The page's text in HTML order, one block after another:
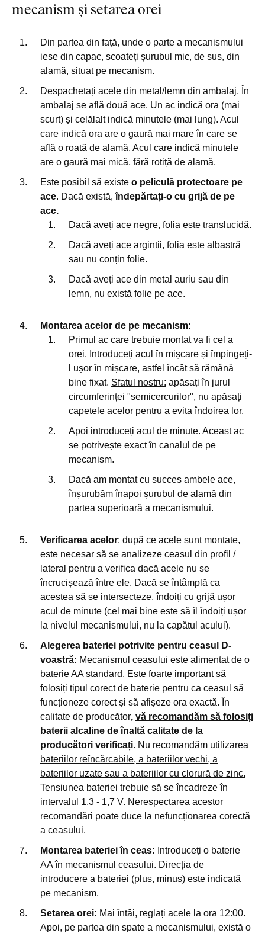
mecanism și setarea orei
Din partea din față, unde o parte a mecanismului
iese din capac, scoateți șurubul mic, de sus, din
alamă, situat pe mecanism.
Despachetați acele din metal/lemn din ambalaj. În
ambalaj se află două ace. Un ac indică ora (mai
scurt) și celălalt indică minutele (mai lung). Acul
care indică ora are o gaură mai mare în care se
află o roată de alamă. Acul care indică minutele
are o gaură mai mică, fără rotiță de alamă.
Este posibil să existe o peliculă protectoare pe
ace. Dacă există,îndepărtați-o cu grijă de pe
ace.
Dacă aveți ace negre, folia este translucidă.
Dacă aveți ace argintii, folia este albastră
sau nu conțin folie.
Dacă aveți ace din metal auriu sau din
lemn, nu există folie pe ace.
Montarea acelor de pe mecanism:
Primul ac care trebuie montat va fi cel a
orei. Introduceți acul în mișcare și împingeți-
l ușor în mișcare, astfel încât să rămână
bine fixat. Sfatul nostru: apăsați în jurul
circumferinței "semicercurilor", nu apăsați
capetele acelor pentru a evita îndoirea lor.
Apoi introduceți acul de minute. Aceast ac
se potrivește exact în canalul de pe
mecanism.
Dacă am montat cu succes ambele ace,
înșurubăm înapoi șurubul de alamă din
partea superioară a mecanismului.
Verificarea acelor: după ce acele sunt montate,
este necesar să se analizeze ceasul din profil /
lateral pentru a verifica dacă acele nu se
încrucișează între ele. Dacă se întâmplă ca
acestea să se intersecteze, îndoiți cu grijă ușor
acul de minute (cel mai bine este să îl îndoiți ușor
la nivelul mecanismului, nu la capătul acului).
Alegerea bateriei potrivite pentru ceasul D-
voastră: Mecanismul ceasului este alimentat de o
baterie AA standard. Este foarte important să
folosiți tipul corect de baterie pentru ca ceasul să
funcționeze corect și să afișeze ora exactă. În
calitate de producător, vă recomandăm să folosiți
baterii alcaline de înaltă calitate de la
producători verificați. Nu recomandăm utilizarea
bateriilor reîncărcabile, a bateriilor vechi, a
bateriilor uzate sau a bateriilor cu clorură de zinc.
Tensiunea bateriei trebuie să se încadreze în
intervalul 1,3 - 1,7 V. Nerespectarea acestor
recomandări poate duce la nefuncționarea corectă
a ceasului.
Montarea bateriei în ceas: Introduceți o baterie
AA în mecanismul ceasului. Direcția de
introducere a bateriei (plus, minus) este indicată
pe mecanism.
Setarea orei: Mai întâi, reglați acele la ora 12:00.
Apoi, pe partea din spate a mecanismului, există o